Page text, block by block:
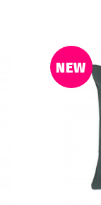
NEW